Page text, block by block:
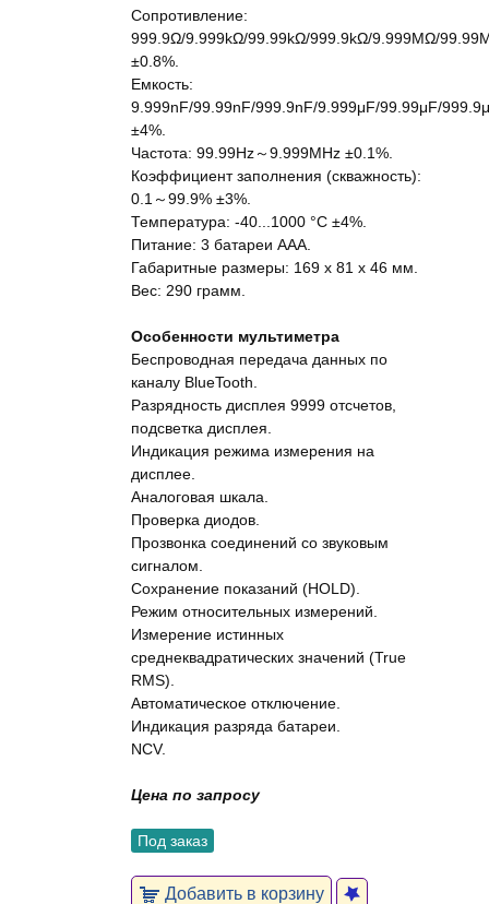
Сопротивление:
999.9Ω/9.999kΩ/99.99kΩ/999.9kΩ/9.999MΩ/
±0.8%.
Емкость:
9.999nF/99.99nF/999.9nF/9.999μF/99.99μF/
±4%.
Частота: 99.99Hz～9.999MHz ±0.1%.
Коэффициент заполнения (скважность):
0.1～99.9% ±3%.
Температура: -40...1000 °C ±4%.
Питание: 3 батареи ААА.
Габаритные размеры: 169 x 81 x 46 мм.
Вес: 290 грамм.
Особенности мультиметра
Беспроводная передача данных по
каналу BlueTooth.
Разрядность дисплея 9999 отсчетов,
подсветка дисплея.
Индикация режима измерения на
дисплее.
Аналоговая шкала.
Проверка диодов.
Прозвонка соединений со звуковым
сигналом.
Сохранение показаний (HOLD).
Режим относительных измерений.
Измерение истинных
среднеквадратических значений (True
RMS).
Автоматическое отключение.
Индикация разряда батареи.
NCV.
Цена по запросу
Под заказ
Добавить в корзину